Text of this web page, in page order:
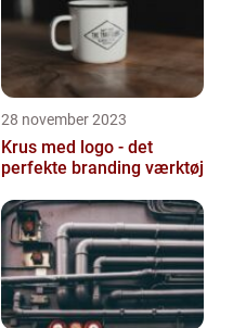
28 november 2023
Krus med logo - det
perfekte branding værktøj